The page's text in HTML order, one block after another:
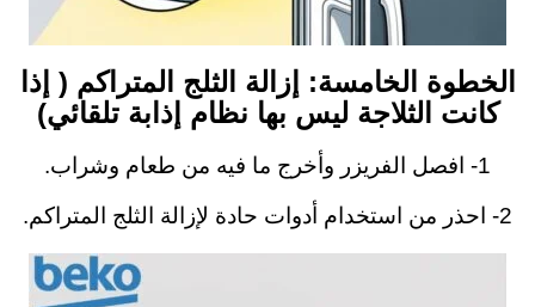
الخطوة الخامسة: إزالة الثلج المتراكم ( إذا
كانت الثلاجة ليس بها نظام إذابة تلقائي)
1- افصل الفريزر وأخرج ما فيه من طعام وشراب.
2- احذر من استخدام أدوات حادة لإزالة الثلج المتراكم.